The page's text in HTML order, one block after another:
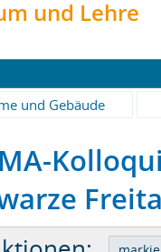
und Lehre
und Gebäude